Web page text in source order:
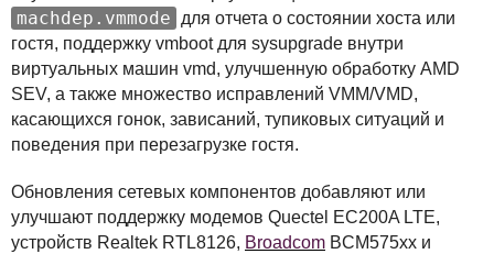
machdep.vmmode
для отчета о состоянии хоста или
гостя, поддержку vmboot для sysupgrade внутри
виртуальных машин vmd, улучшенную обработку AMD
SEV, а также множество исправлений VMM/VMD,
касающихся гонок, зависаний, тупиковых ситуаций и
поведения при перезагрузке гостя.
Обновления сетевых компонентов добавляют или
улучшают поддержку модемов Quectel EC200A LTE,
устройств Realtek RTL8126, Broadcom BCM575xx и